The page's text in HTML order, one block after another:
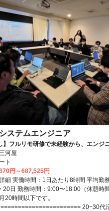
ステムエンジニア
】フルリモ研修で未経験から、エンジ
河屋
ト
円～687,525円
細 実働時間：1日あたり8時間 平均勤
20日 勤務時間：9:00〜18:00（休憩時
20時間以下です。
20−30代